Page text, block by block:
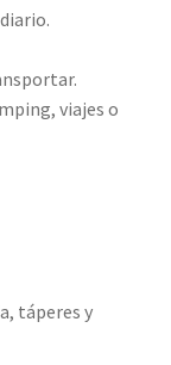
viajes o
táperes y